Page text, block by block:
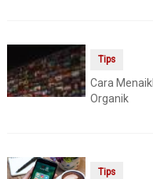
Tips
Cara
Organik
Tips